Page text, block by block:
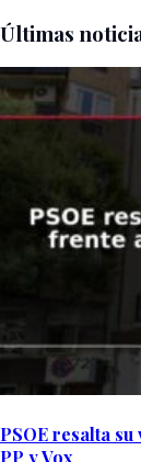
Últimas
PSOE resalta
PP y Vox